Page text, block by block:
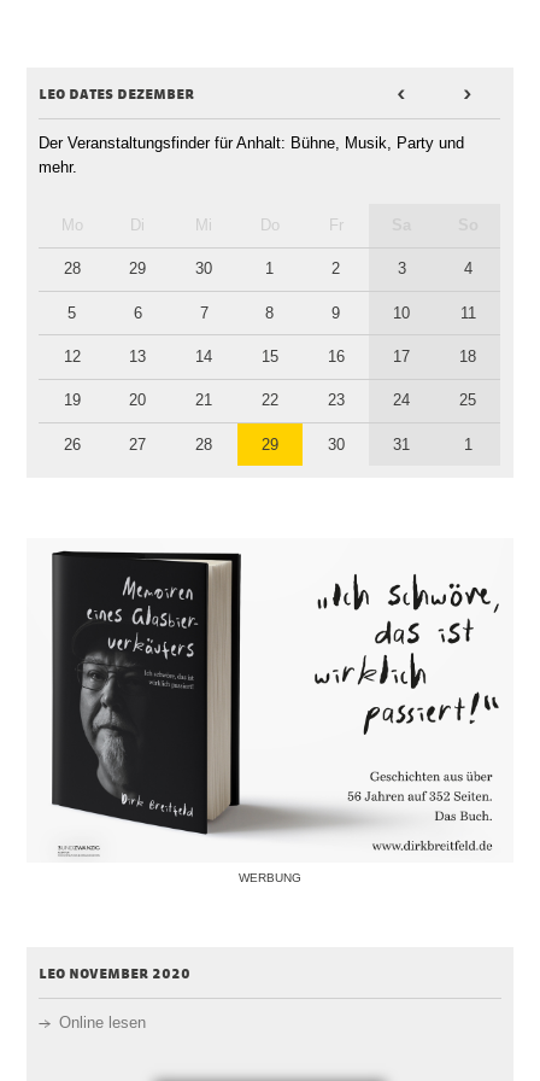
leo dates dezember < >
Der Veranstaltungsfinder für Anhalt: Bühne, Musik, Party und
mehr.
Mo Di Mi Do Fr
28 29 30 1 2 3 4
5 6 7 8 9 10 11
12 13 14 15 16 17 18
19 20 21 22 23 24 25
26 27 28 29 30 31 1
WERBUNG
leo november 2020
Online lesen